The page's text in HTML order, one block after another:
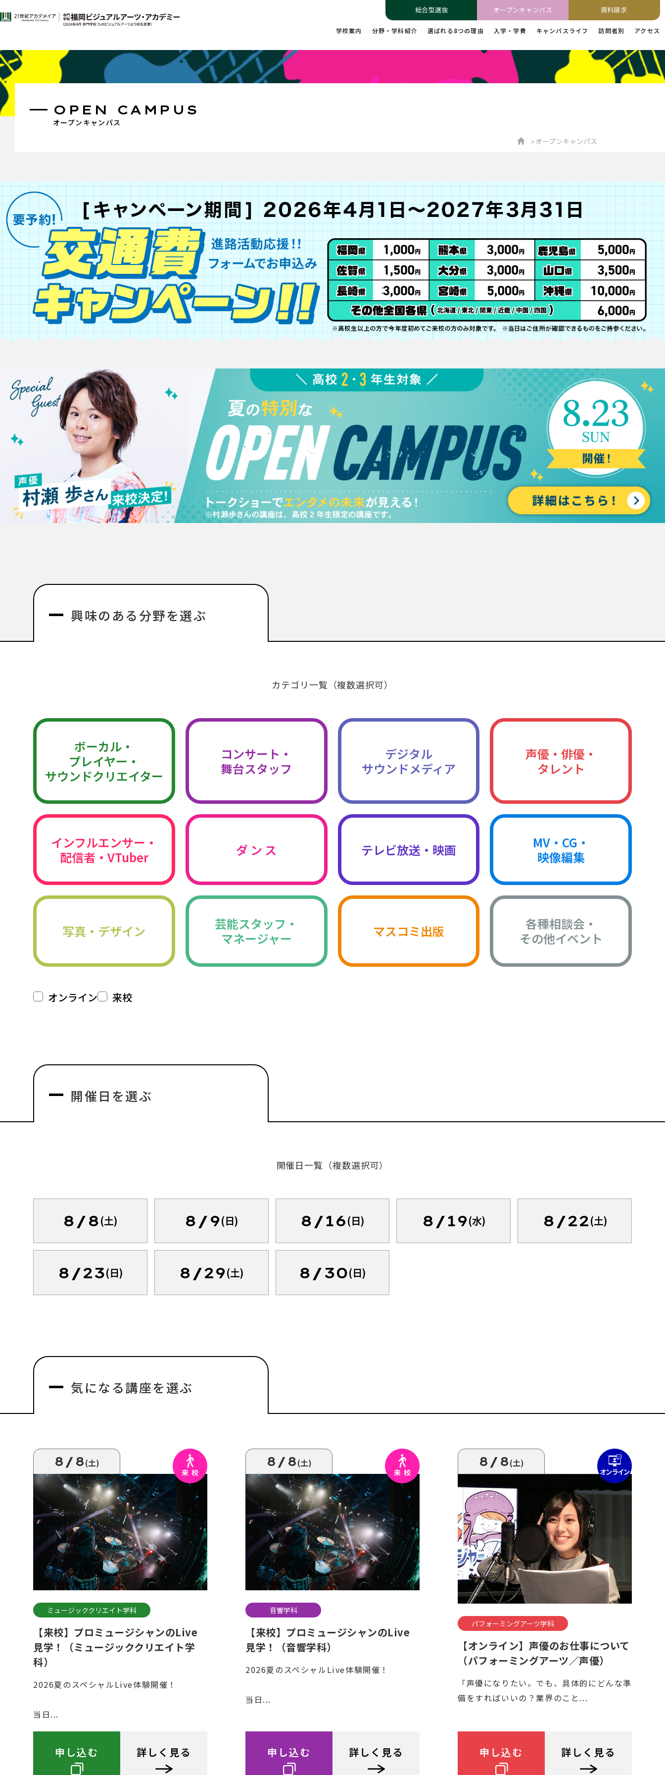
総合型選抜 オープンキャンパス 資料請求
学校案内 分野・学科紹介 選ばれる8つの理由 入学・学費 キャンパスライフ 訪問者別 アクセス
オープンキャンパス
OPEN CAMPUS
オープンキャンパス
興味のある分野を選ぶ
カテゴリ一覧（複数選択可）
ボーカル・
プレイヤー・
サウンドクリエイター
コンサート・
舞台スタッフ
デジタル
サウンドメディア
声優・俳優・
タレント
インフルエンサー・
配信者・VTuber
ダ ン ス テレビ放送・映画
MV・CG・
映像編集
写真・デザイン
芸能スタッフ・
マネージャー
マスコミ出版
各種相談会・
その他イベント
オンライン 来校
開催日を選ぶ
開催日一覧（複数選択可）
8/8(土) 8/9(日) 8/16(日) 8/19(水) 8/22(土)
8/23(日) 8/29(土) 8/30(日)
気になる講座を選ぶ
8/8(土)
ミュージッククリエイト学科
【来校】プロミュージシャンのLive
見学！（ミュージッククリエイト学
科）
2026夏のスペシャルLive体験開催！
当日...
申し込む 詳しく見る
8/8(土)
音響学科
【来校】プロミュージシャンのLive
見学！（音響学科）
2026夏のスペシャルLive体験開催！
当日...
申し込む 詳しく見る
8/8(土)
パフォーミングアーツ学科
【オンライン】声優のお仕事について
（パフォーミングアーツ／声優）
「声優になりたい。でも、具体的にどんな準
備をすればいいの？業界のこと...
申し込む 詳しく見る